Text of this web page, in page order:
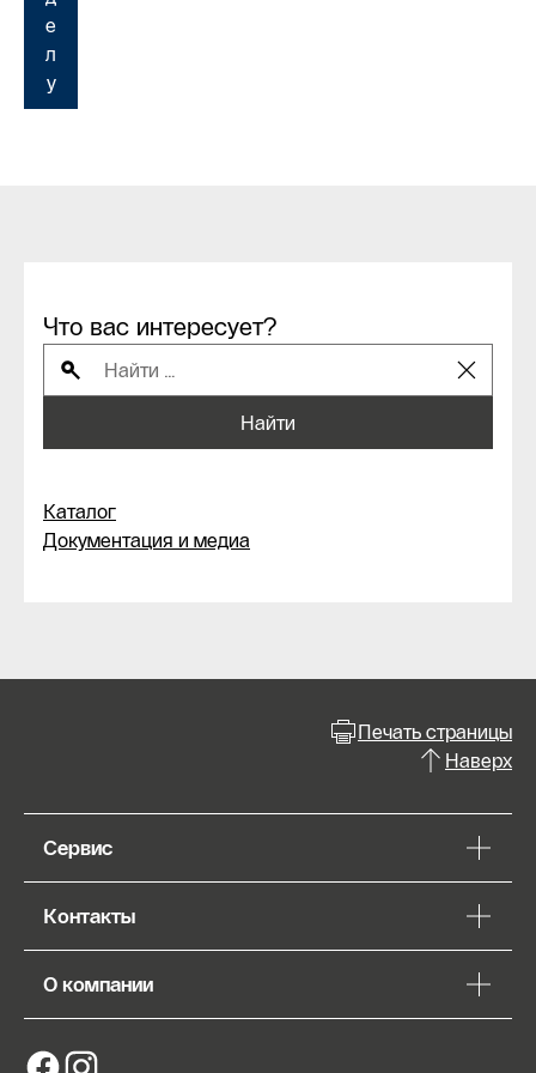
е
л
у
Что вас интересует?
Найти
Каталог
Документация и медиа
Печать страницы
Наверх
Сервис
Контакты
О компании